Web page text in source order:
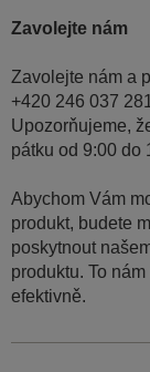
Zavolejte nám
Zavolejte nám a
+420 246 037 281
Upozorňujeme,
pátku od 9:00 do
Abychom Vám
produkt, budete
poskytnout
produktu. To
efektivně.